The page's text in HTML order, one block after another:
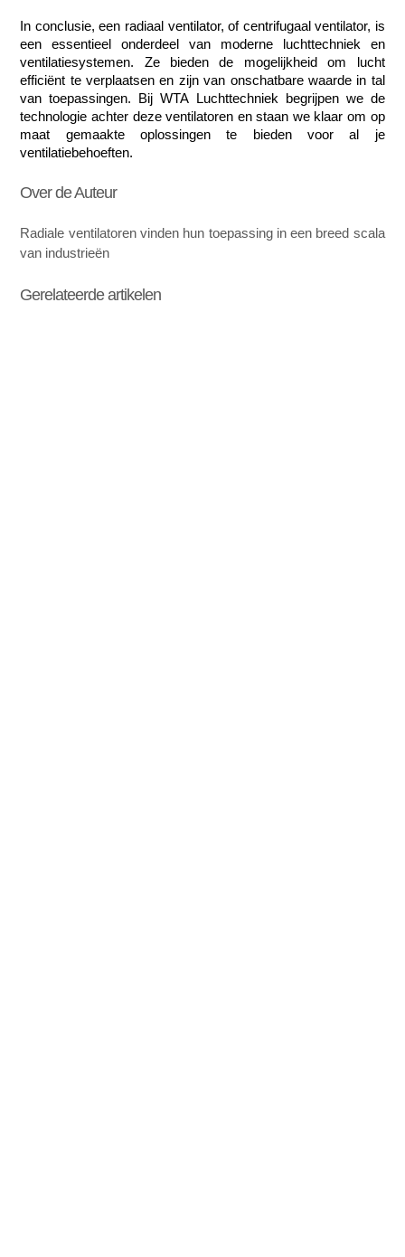
In conclusie, een radiaal ventilator, of centrifugaal ventilator, is
een essentieel onderdeel van moderne luchttechniek en
ventilatiesystemen. Ze bieden de mogelijkheid om lucht
efficiënt te verplaatsen en zijn van onschatbare waarde in tal
van toepassingen. Bij WTA Luchttechniek begrijpen we de
technologie achter deze ventilatoren en staan we klaar om op
maat gemaakte oplossingen te bieden voor al je
ventilatiebehoeften.
Over de Auteur
Radiale ventilatoren vinden hun toepassing in een breed scala
van industrieën
Gerelateerde artikelen